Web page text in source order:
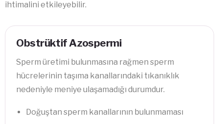
ihtimalini etkileyebilir.
Obstrüktif Azospermi
Sperm üretimi bulunmasına rağmen sperm
hücrelerinin taşıma kanallarındaki tıkanıklık
nedeniyle meniye ulaşamadığı durumdur.
Doğuştan sperm kanallarının bulunmaması